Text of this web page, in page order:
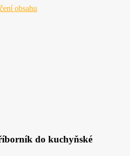
obsahu
do kuchyňské